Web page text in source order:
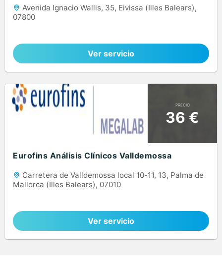
Avenida Ignacio Wallis, 35, Eivissa (Illes Balears),
07800
Ver servicio
PRECIO
36 €
Eurofins Análisis Clínicos Valldemossa
Carretera de Valldemossa local 10-11, 13, Palma de
Mallorca (Illes Balears), 07010
Ver servicio